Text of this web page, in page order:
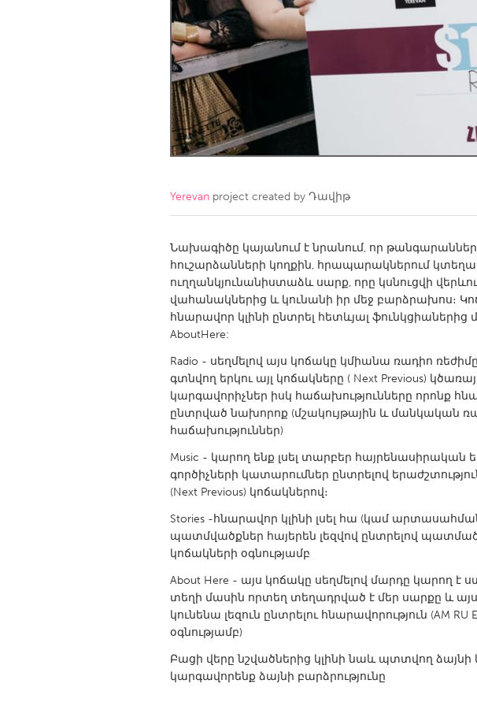
Amherstburg
Kingston
Ottawa
South Shore
MALAYSIA
Kuala Lumpur
NETHERLANDS
QATAR
Qatar
SINGAPORE
Singapore
UNITED KINGDOM
Glasgow
UNITED STATES
Ann Arbor, MI
Austin, TX
Cass Clay
Chicago, IL
Key West, FL
Los Angeles, CA
Newburyport, MA
Philadelphia, PA
Pittsburgh, PA
Rockport, MA
San Antonio, TX San
Westminster, MD
Yerevan project created by Դավիթ
Նախագիծը կայանում է նրանում, որ
հուշարձանների կողքին, հրապարակներում
ուղղանկյունանիստաձև սարք, որը կսնուցվի
վահանակներից և կունանի իր մեջ բարձրախոս։
հնարավոր կլինի ընտրել հետևյալ ֆունկցիաներից
AboutHere:
Radio - սեղմելով այս կոճակը կմիանա ռադիո
գտնվող երկու այլ կոճակները ( Next Previous)
կարգավորիչներ իսկ հաճախությունները որոնք
ընտրված նախորոք (մշակույթային և մանկական
հաճախություններ)
Music - կարող ենք լսել տարբեր հայրենասիրական
գործիչների կատարումներ ընտրելով
(Next Previous) կոճակներով։
Stories -հնարավոր կլինի լսել հա (կամ
պատմվածքներ հայերեն լեզվով ընտրելով
կոճակների օգնությամբ
About Here - այս կոճակը սեղմելով մարդը կարող
տեղի մասին որտեղ տեղադրված է մեր սարքը և
կունենա լեզուն ընտրելու հնարավորություն (AM RU
օգնությամբ)
Բացի վերը նշվածներից կլինի նաև պտտվող ձայնի
կարգավորենք ձայնի բարձրությունը